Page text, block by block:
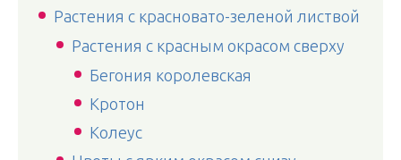
Растения с красновато-зеленой листвой
Растения с красным окрасом сверху
Бегония королевская
Кротон
Колеус